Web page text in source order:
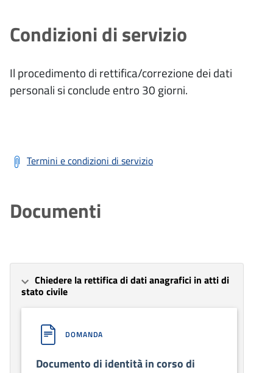
Condizioni di servizio
Il procedimento di rettifica/correzione dei dati
personali si conclude entro 30 giorni.
Termini e condizioni di servizio
Documenti
Chiedere la rettifica di dati anagrafici in atti di
stato civile
DOMANDA
Documento di identità in corso di